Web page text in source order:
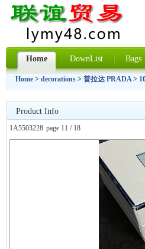
Home DownList Bags
Home > decorations > 普拉达 PRADA>
Product Info
1A5503228 page 11 / 18